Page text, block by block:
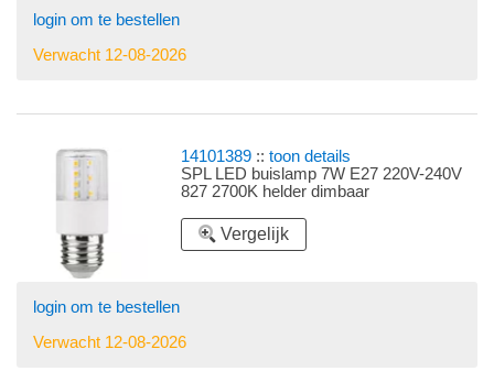
login om te bestellen
Verwacht 12-08-2026
14101389 ::toon details
SPL LED buislamp 7W E27 220V-240V
827 2700K helder dimbaar
Vergelijk
login om te bestellen
Verwacht 12-08-2026